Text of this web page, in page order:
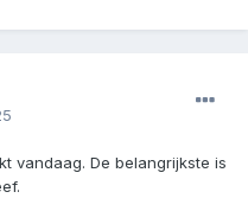
vandaag. De belangrijkste is